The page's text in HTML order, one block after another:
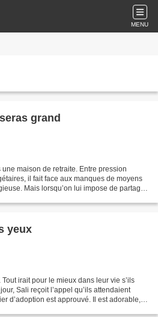
MENU
grand
maison de retraite. Entre pression
il fait face aux manques de moyens
Mais lorsqu’on lui impose de partager
yeux
irait pour le mieux dans leur vie s’ils
Sali reçoit l’appel qu’ils attendaient
d’adoption est approuvé. Il est adorable, il